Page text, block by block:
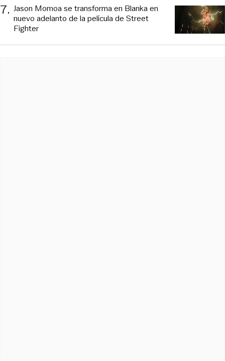
7. Jason Momoa se transforma en Blanka en
nuevo adelanto de la película de Street
Fighter